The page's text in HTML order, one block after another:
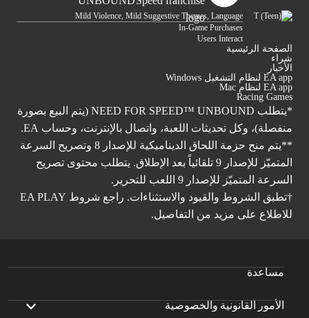
Mild Violence, Mild Suggestive Themes, Language
In-Game Purchases
Users Interact
الصفحة الرئيسية
شراء
الأخبار
EA app لنظام التشغيل Windows
EA app لنظام Mac
Racing Games
*يتطلب NEED FOR SPEED™ UNBOUND (يتم البيع بصورة
منفصلة)، وكل تحديثات اللعبة، واتصال بالإنترنت، وحساب EA.
**يتم منح حزمة اللحاق الديناميكية للإصدار 8 وتصريح السرعة
المتميّز للإصدار 9 تلقائياً بعد الإطلاق. يتطلب محتوى تصريح
السرعة المتميّز للإصدار 9 اللعب للتحرير.
†تطبق الشروط والقيود والاستثناءات. راجع شروط EA PLAY
للاطلاع على مزيد من التفاصيل.
مساعدة
الأمور القانونية والخصوصية